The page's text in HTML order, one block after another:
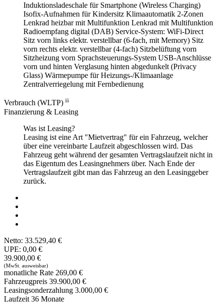
Induktionsladeschale für Smartphone (Wireless Charging)
Isofix-Aufnahmen für Kindersitz Klimaautomatik 2-Zonen
Lenkrad heizbar mit Multifunktion Lenkrad mit Multifunktion
Radioempfang digital (DAB) Service-System: WiFi-Direct
Sitz vorn links elektr. verstellbar (6-fach, mit Memory) Sitz
vorn rechts elektr. verstellbar (4-fach) Sitzbelüftung vorn
Sitzheizung vorn Sprachsteuerungs-System USB-Anschlüsse
vorn und hinten Verglasung hinten abgedunkelt (Privacy
Glass) Wärmepumpe für Heizungs-/Klimaanlage
Zentralverriegelung mit Fernbedienung
Verbrauch (WLTP) ii
Finanzierung & Leasing
Was ist Leasing?
Leasing ist eine Art "Mietvertrag" für ein Fahrzeug, welcher
über eine vereinbarte Laufzeit abgeschlossen wird. Das
Fahrzeug geht während der gesamten Vertragslaufzeit nicht in
das Eigentum des Leasingnehmers über. Nach Ende der
Vertragslaufzeit gibt man das Fahrzeug an den Leasinggeber
zurück.
Netto: 33.529,40 €
UPE: 0,00 €
39.900,00 €
(MwSt. ausweisbar)
monatliche Rate 269,00 €
Fahrzeugpreis 39.900,00 €
Leasingsonderzahlung 3.000,00 €
Laufzeit 36 Monate